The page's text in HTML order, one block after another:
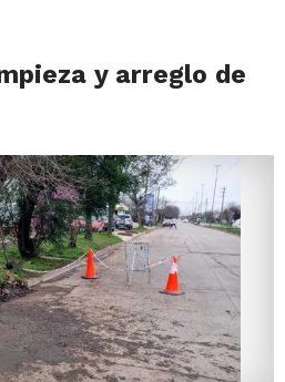
y arreglo de